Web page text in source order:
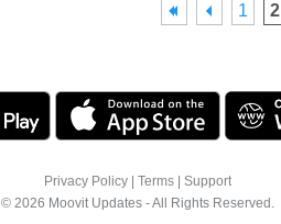
1 2
Privacy Policy Terms
Support
© 2026 Moovit Updates - All Rights Reserved.